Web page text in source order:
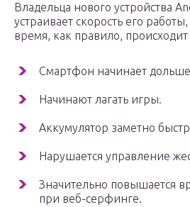
Владельца нового устройства
устраивает скорость его
время, как правило,
Смартфон начинает дольше
Начинают лагать игры.
Аккумулятор заметно
Нарушается управление
Значительно повышается
при веб-серфинге.